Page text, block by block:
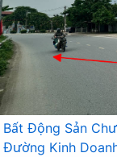
Bất Động Sản
Đường Kinh